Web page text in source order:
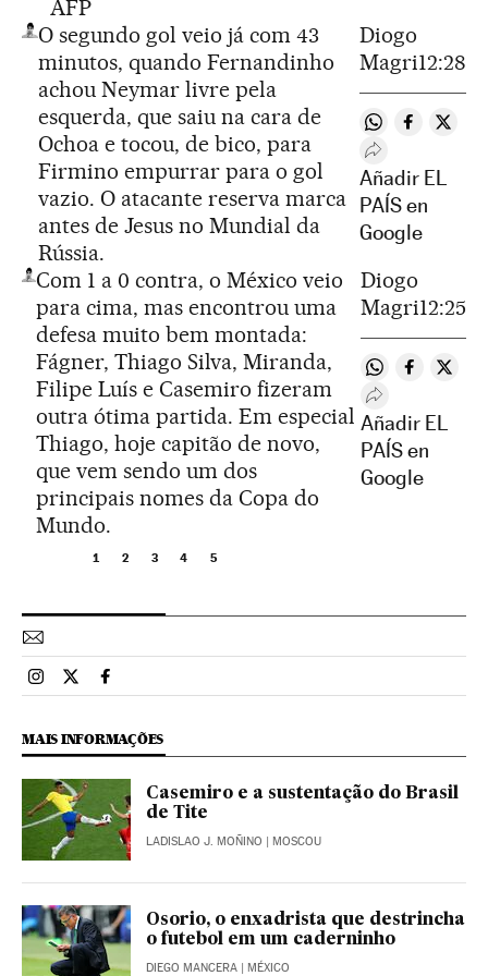
AFP
O segundo gol veio já com 43
minutos, quando Fernandinho
achou Neymar livre pela
esquerda, que saiu na cara de
Ochoa e tocou, de bico, para
Firmino empurrar para o gol
vazio. O atacante reserva marca
antes de Jesus no Mundial da
Rússia.
Diogo
Magri12:28
Compartir en
Compartir
Desplegar
Añadir EL
PAÍS en
Google
Com 1 a 0 contra, o México veio
para cima, mas encontrou uma
defesa muito bem montada:
Fágner, Thiago Silva, Miranda,
Filipe Luís e Casemiro fizeram
outra ótima partida. Em especial
Thiago, hoje capitão de novo,
que vem sendo um dos
principais nomes da Copa do
Mundo.
Diogo
Magri12:25
Compartir en
Desplegar
Añadir EL
PAÍS en
Google
1 2 3 4 5
Esportes El País Brasil en Instagram
Esportes El País Brasil en Twitter
Esportes El País Brasil en Facebook
MAIS INFORMAÇÕES
Casemiro e a sustentação do Brasil
de Tite
LADISLAO J. MOÑINO | MOSCOU
Osorio, o enxadrista que destrincha
o futebol em um caderninho
DIEGO MANCERA | MÉXICO